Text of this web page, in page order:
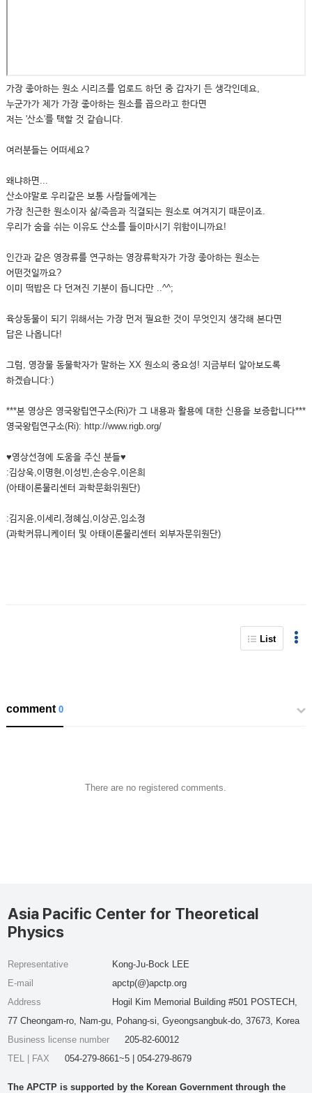
가장 좋아하는 원소 시리즈를 업로드 하던 중 갑자기 든 생각인데요,
누군가가 제가 가장 좋아하는 원소를 꼽으라고 한다면
저는 '산소'를 택할 것 같습니다.
여러분들는 어떠세요?
왜냐하면...
산소야말로 우리같은 보통 사람들에게는
가장 친근한 원소이자 삶/죽음과 직결되는 원소로 여겨지기 때문이죠.
우리가 숨을 쉬는 이유도 산소를 들이마시기 위함이니까요!
인간과 같은 영장류를 연구하는 영장류학자가 가장 좋아하는 원소는
어떤것일까요?
이미 떡밥은 다 던져진 기분이 듭니다만 ..^^;
육상동물이 되기 위해서는 가장 먼저 필요한 것이 무엇인지 생각해 본다면
답은 나옵니다!
그럼, 영장물 동물학자가 말하는 XX 원소의 중요성! 지금부터 알아보도록
하겠습니다:)
***본 영상은 영국왕립연구소(Ri)가 그 내용과 활용에 대한 신용을 보증합니다***
영국왕립연구소(Ri): http://www.rigb.org/
♥영상선정에 도움을 주신 분들♥
:김상욱,이명현,이성빈,손승우,이은희
(아태이론물리센터 과학문화위원단)
:김지윤,이세리,정혜심,이상곤,임소정
(과학커뮤니케이터 및 아태이론물리센터 외부자문위원단)
List
comment0
There are no registered comments.
Asia Pacific Center for Theoretical
Physics
Representative
Kong-Ju-Bock LEE
E-mail
apctp(@)apctp.org
Address
Hogil Kim Memorial Building #501 POSTECH,
77 Cheongam-ro, Nam-gu, Pohang-si, Gyeongsangbuk-do, 37673, Korea
Business license number
205-82-60012
TEL | FAX
054-279-8661~5 | 054-279-8679
The APCTP is supported by the Korean Government through the